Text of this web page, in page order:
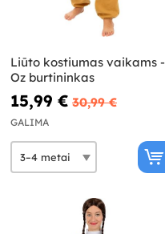
Liūto kostiumas vaikams -
Oz burtininkas
15,99 € 30,99 €
GALIMA